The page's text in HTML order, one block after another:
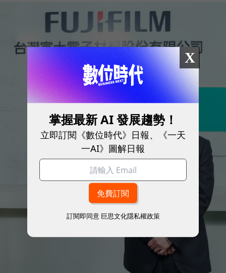
X
掌握最新 AI 發展趨勢！
立即訂閱《數位時代》日報、《一天
一AI》圖解日報
訂閱即同意 巨思文化隱私權政策